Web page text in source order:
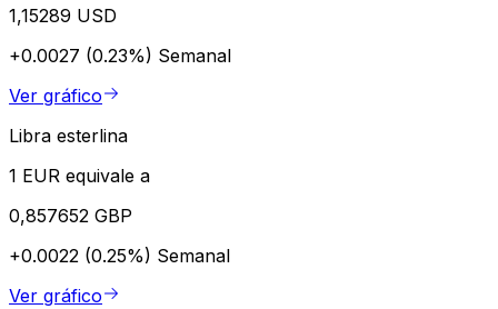
1,15289 USD
+0.0027 (0.23%) Semanal
Ver gráfico
Libra esterlina
1 EUR equivale a
0,857652 GBP
+0.0022 (0.25%) Semanal
Ver gráfico